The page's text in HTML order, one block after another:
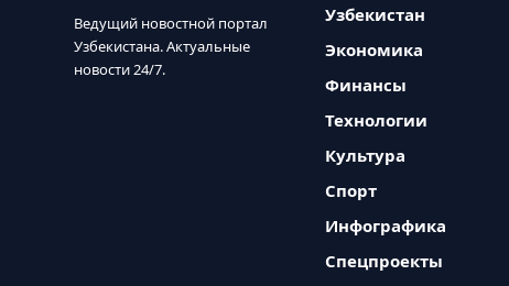
Ведущий новостной портал
Узбекистана. Актуальные
новости 24/7.
Узбекистан
Экономика
Финансы
Технологии
Культура
Спорт
Инфографика
Спецпроекты